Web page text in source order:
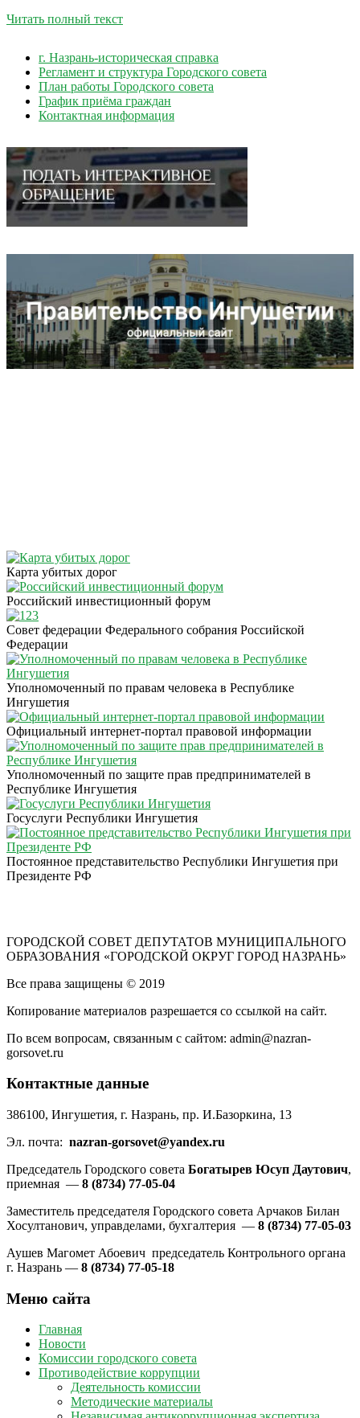
Читать полный текст
г. Назрань-историческая справка
Регламент и структура Городского совета
План работы Городского совета
График приёма граждан
Контактная информация
Карта убитых дорог
Российский инвестиционный форум
Совет федерации Федерального собрания Российской
Федерации
Уполномоченный по правам человека в Республике
Ингушетия
Официальный интернет-портал правовой информации
Уполномоченный по защите прав предпринимателей в
Республике Ингушетия
Госуслуги Республики Ингушетия
Постоянное представительство Республики Ингушетия при
Президенте РФ
ГОРОДСКОЙ СОВЕТ ДЕПУТАТОВ МУНИЦИПАЛЬНОГО
ОБРАЗОВАНИЯ «ГОРОДСКОЙ ОКРУГ ГОРОД НАЗРАНЬ»
Все права защищены © 2019
Копирование материалов разрешается со ссылкой на сайт.
По всем вопросам, связанным с сайтом: admin@nazran-
gorsovet.ru
Контактные данные
386100, Ингушетия, г. Назрань, пр. И.Базоркина, 13
Эл. почта: nazran-gorsovet@yandex.ru
Председатель Городского совета Богатырев Юсуп Даутович,
приемная — 8 (8734) 77-05-04
Заместитель председателя Городского совета Арчаков Билан
Хосултанович, управделами, бухгалтерия — 8 (8734) 77-05-03
Аушев Магомет Абоевич председатель Контрольного органа
г. Назрань — 8 (8734) 77-05-18
Меню сайта
Главная
Новости
Комиссии городского совета
Противодействие коррупции
Деятельность комиссии
Методические материалы